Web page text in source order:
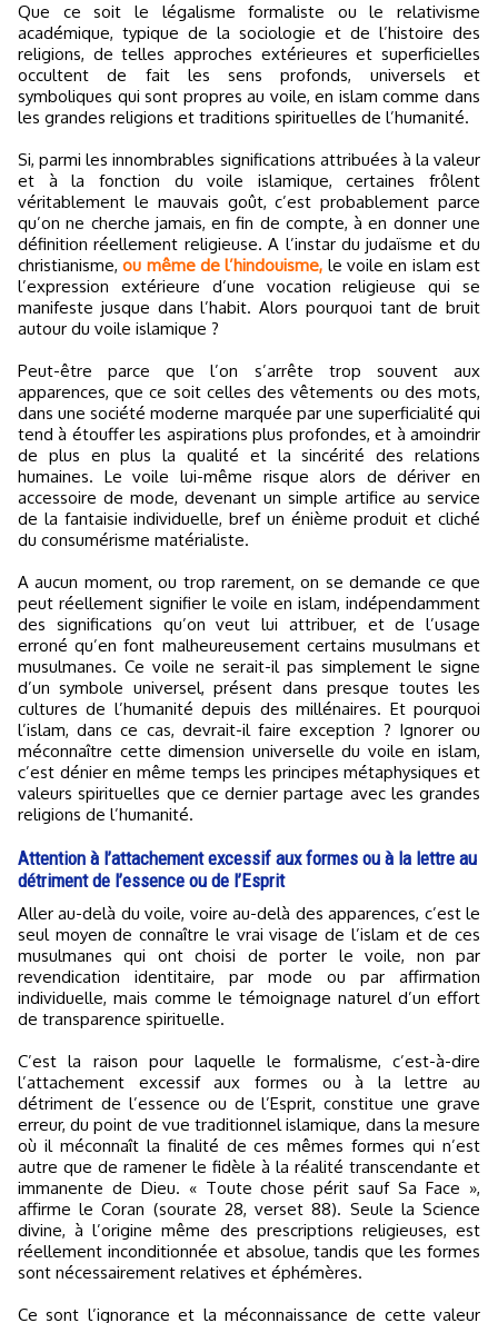
Que ce soit le légalisme formaliste ou le relativisme
académique, typique de la sociologie et de l’histoire des
religions, de telles approches extérieures et superficielles
occultent de fait les sens profonds, universels et
symboliques qui sont propres au voile, en islam comme dans
les grandes religions et traditions spirituelles de l’humanité.
Si, parmi les innombrables significations attribuées à la valeur
et à la fonction du voile islamique, certaines frôlent
véritablement le mauvais goût, c’est probablement parce
qu’on ne cherche jamais, en fin de compte, à en donner une
définition réellement religieuse. A l’instar du judaïsme et du
christianisme,ou même de l’hindouisme, le voile en islam est
l’expression extérieure d’une vocation religieuse qui se
manifeste jusque dans l’habit. Alors pourquoi tant de bruit
autour du voile islamique ?
Peut-être parce que l’on s’arrête trop souvent aux
apparences, que ce soit celles des vêtements ou des mots,
dans une société moderne marquée par une superficialité qui
tend à étouffer les aspirations plus profondes, et à amoindrir
de plus en plus la qualité et la sincérité des relations
humaines. Le voile lui-même risque alors de dériver en
accessoire de mode, devenant un simple artifice au service
de la fantaisie individuelle, bref un énième produit et cliché
du consumérisme matérialiste.
A aucun moment, ou trop rarement, on se demande ce que
peut réellement signifier le voile en islam, indépendamment
des significations qu’on veut lui attribuer, et de l’usage
erroné qu’en font malheureusement certains musulmans et
musulmanes. Ce voile ne serait-il pas simplement le signe
d’un symbole universel, présent dans presque toutes les
cultures de l’humanité depuis des millénaires. Et pourquoi
l’islam, dans ce cas, devrait-il faire exception ? Ignorer ou
méconnaître cette dimension universelle du voile en islam,
c’est dénier en même temps les principes métaphysiques et
valeurs spirituelles que ce dernier partage avec les grandes
religions de l’humanité.
Attention à l’attachement excessif aux formes ou à la lettre au
détriment de l’essence ou de l’Esprit
Aller au-delà du voile, voire au-delà des apparences, c’est le
seul moyen de connaître le vrai visage de l’islam et de ces
musulmanes qui ont choisi de porter le voile, non par
revendication identitaire, par mode ou par affirmation
individuelle, mais comme le témoignage naturel d’un effort
de transparence spirituelle.
C’est la raison pour laquelle le formalisme, c’est-à-dire
l’attachement excessif aux formes ou à la lettre au
détriment de l’essence ou de l’Esprit, constitue une grave
erreur, du point de vue traditionnel islamique, dans la mesure
où il méconnaît la finalité de ces mêmes formes qui n’est
autre que de ramener le fidèle à la réalité transcendante et
immanente de Dieu. « Toute chose périt sauf Sa Face »,
affirme le Coran (sourate 28, verset 88). Seule la Science
divine, à l’origine même des prescriptions religieuses, est
réellement inconditionnée et absolue, tandis que les formes
sont nécessairement relatives et éphémères.
Ce sont l’ignorance et la méconnaissance de cette valeur